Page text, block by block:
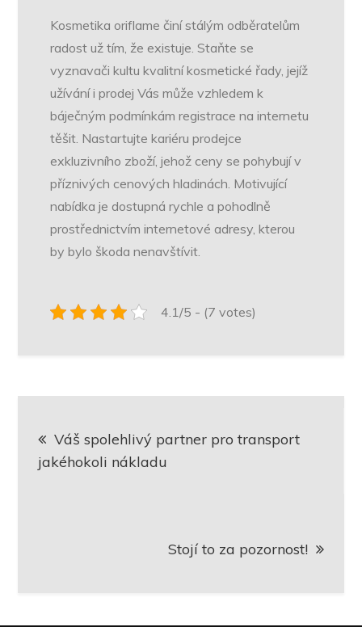
Kosmetika oriflame činí stálým odběratelům
radost už tím, že existuje. Staňte se
vyznavači kultu kvalitní kosmetické řady, jejíž
užívání i prodej Vás může vzhledem k
báječným podmínkám registrace na internetu
těšit. Nastartujte kariéru prodejce
exkluzivního zboží, jehož ceny se pohybují v
příznivých cenových hladinách. Motivující
nabídka je dostupná rychle a pohodlně
prostřednictvím internetové adresy, kterou
by bylo škoda nenavštívit.
4.1/5 - (7 votes)
proVáš spolehlivý partner pro transport
jakéhokoli nákladu
Stojí to za pozornost!